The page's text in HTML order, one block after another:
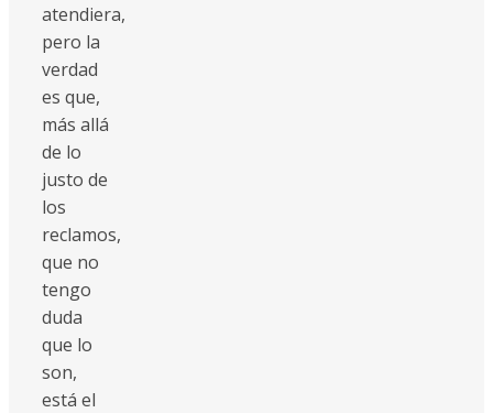
atendiera,
pero la
verdad
es que,
más allá
de lo
justo de
los
reclamos,
que no
tengo
duda
que lo
son,
está el